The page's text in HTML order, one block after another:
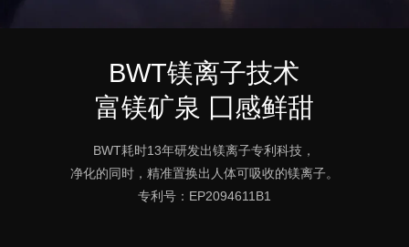
BWT镁离子技术
富镁矿泉 囗感鲜甜
BWT耗时13年研发出镁离子专利科技，
净化的同时，精准置换出人体可吸收的镁离子。
专利号：EP2094611B1